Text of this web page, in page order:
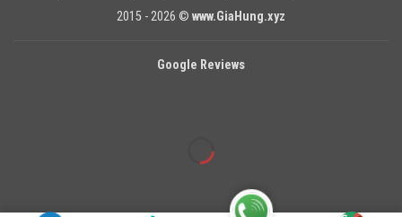
2015 - 2026 © www.GiaHung.xyz
Google Reviews